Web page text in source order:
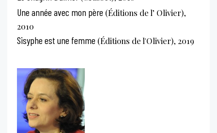
Une année avec mon père (Éditions de l’ Olivier),
2010
Sisyphe est une femme (Éditions de l'Olivier), 2019